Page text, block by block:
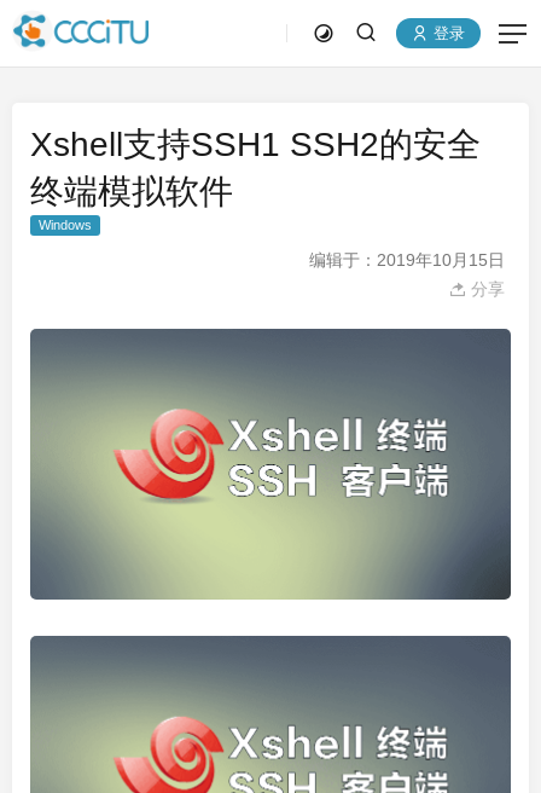
登录
Xshell支持SSH1 SSH2的安全
终端模拟软件
Windows
编辑于：2019年10月15日
分享